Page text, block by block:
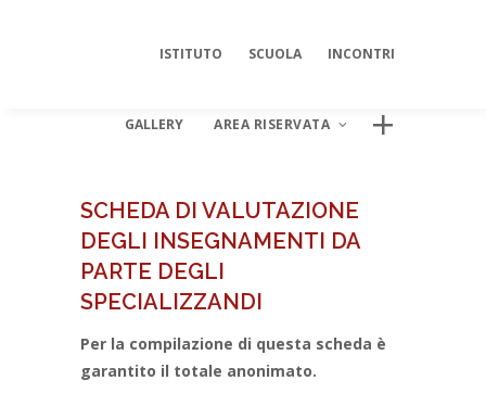
ISTITUTO SCUOLA INCONTRI
GALLERY AREA RISERVATA
AREA DIGITALE ISIPSÉ
SCHEDA DI VALUTAZIONE
DEGLI INSEGNAMENTI DA
PARTE DEGLI
SPECIALIZZANDI
Per la compilazione di questa scheda è
garantito il totale anonimato.